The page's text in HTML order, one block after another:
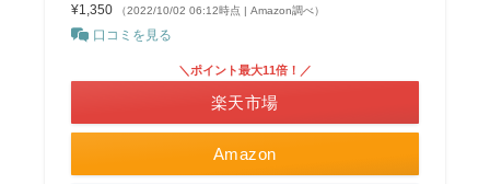
¥1,350 （2022/10/02 06:12時点 | Amazon調べ）
口コミを見る
Amazon
＼ポイント最大11倍！／
楽天市場